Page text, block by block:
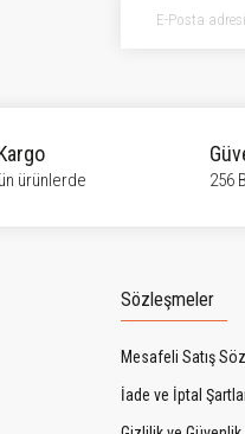
ürünlerde 256
Sözleşmeler
Mesafeli Satış
İade ve İptal